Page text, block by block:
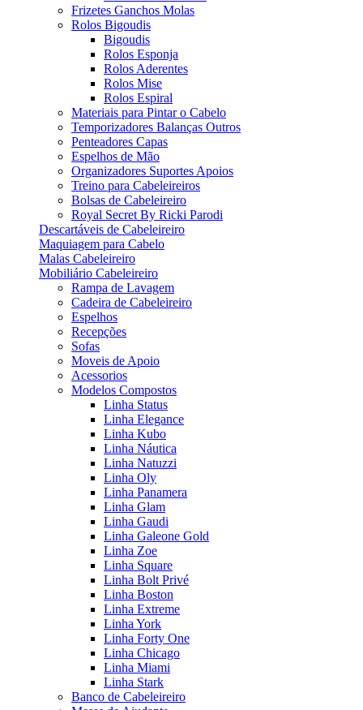
Frizetes Ganchos Molas
Rolos Bigoudis
Bigoudis
Rolos Esponja
Rolos Aderentes
Rolos Mise
Rolos Espiral
Materiais para Pintar o Cabelo
Temporizadores Balanças Outros
Penteadores Capas
Espelhos de Mão
Organizadores Suportes Apoios
Treino para Cabeleireiros
Bolsas de Cabeleireiro
Royal Secret By Ricki Parodi
Descartáveis de Cabeleireiro
Maquiagem para Cabelo
Malas Cabeleireiro
Mobiliário Cabeleireiro
Rampa de Lavagem
Cadeira de Cabeleireiro
Espelhos
Recepções
Sofas
Moveis de Apoio
Acessorios
Modelos Compostos
Linha Status
Linha Elegance
Linha Kubo
Linha Náutica
Linha Natuzzi
Linha Oly
Linha Panamera
Linha Glam
Linha Gaudi
Linha Galeone Gold
Linha Zoe
Linha Square
Linha Bolt Privé
Linha Boston
Linha Extreme
Linha York
Linha Forty One
Linha Chicago
Linha Miami
Linha Stark
Banco de Cabeleireiro